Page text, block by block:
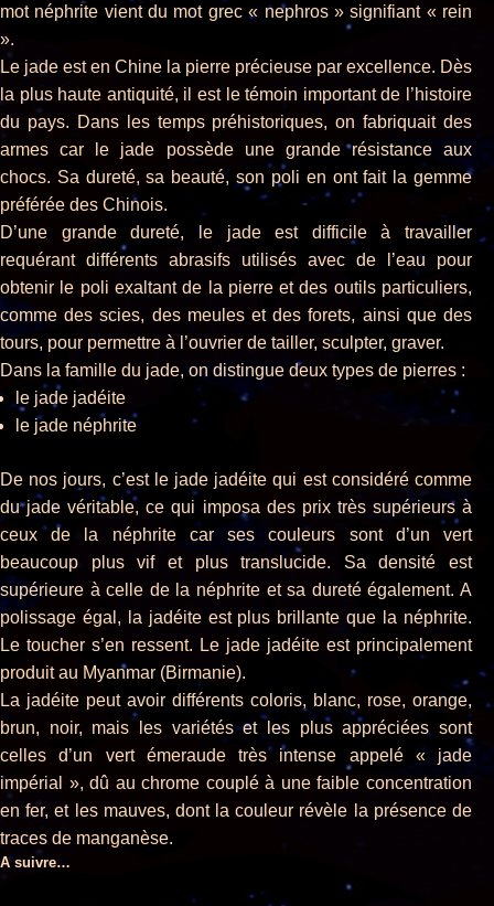
mot néphrite vient du mot grec « nephros » signifiant « rein
».
Le jade est en Chine la pierre précieuse par excellence. Dès
la plus haute antiquité, il est le témoin important de l’histoire
du pays. Dans les temps préhistoriques, on fabriquait des
armes car le jade possède une grande résistance aux
chocs. Sa dureté, sa beauté, son poli en ont fait la gemme
préférée des Chinois.
D’une grande dureté, le jade est difficile à travailler
requérant différents abrasifs utilisés avec de l’eau pour
obtenir le poli exaltant de la pierre et des outils particuliers,
comme des scies, des meules et des forets, ainsi que des
tours, pour permettre à l’ouvrier de tailler, sculpter, graver.
Dans la famille du jade, on distingue deux types de pierres :
le jade jadéite
le jade néphrite
De nos jours, c’est le jade jadéite qui est considéré comme
du jade véritable, ce qui imposa des prix très supérieurs à
ceux de la néphrite car ses couleurs sont d’un vert
beaucoup plus vif et plus translucide. Sa densité est
supérieure à celle de la néphrite et sa dureté également. A
polissage égal, la jadéite est plus brillante que la néphrite.
Le toucher s’en ressent. Le jade jadéite est principalement
produit au Myanmar (Birmanie).
La jadéite peut avoir différents coloris, blanc, rose, orange,
brun, noir, mais les variétés et les plus appréciées sont
celles d’un vert émeraude très intense appelé « jade
impérial », dû au chrome couplé à une faible concentration
en fer, et les mauves, dont la couleur révèle la présence de
traces de manganèse.
A suivre…